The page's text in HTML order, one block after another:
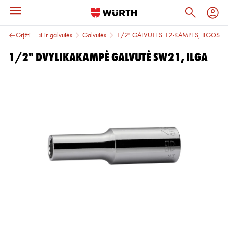
GrįžtiRaktai ir galvutės Galvutės 1/2'' GALVUTĖS 12-KAMPĖS, ILGOS
1/2" DVYLIKAKAMPĖ GALVUTĖ SW21, ILGA